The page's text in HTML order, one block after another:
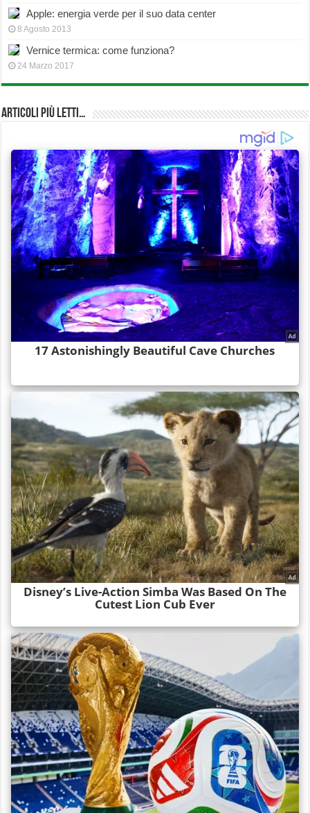
Apple: energia verde per il suo data center
8 Agosto 2013
Vernice termica: come funziona?
24 Marzo 2017
Articoli più Letti…